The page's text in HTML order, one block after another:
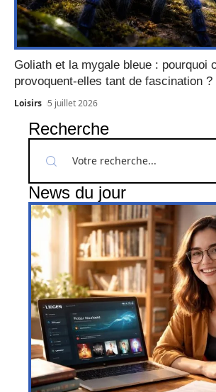
Goliath et la mygale bleue : pourquoi
provoquent-elles tant de fascination ?
Loisirs 5 juillet 2026
Recherche
News du jour